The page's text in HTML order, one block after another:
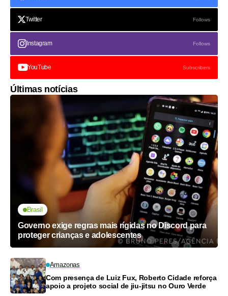
Twitter Follows
Instagram Follows
YouTube Subscribers
Últimas notícias
Brasil
Governo exige regras mais rígidas no Discord para
proteger crianças e adolescentes
Amazonas
Com presença de Luiz Fux, Roberto Cidade reforça
apoio a projeto social de jiu-jitsu no Ouro Verde